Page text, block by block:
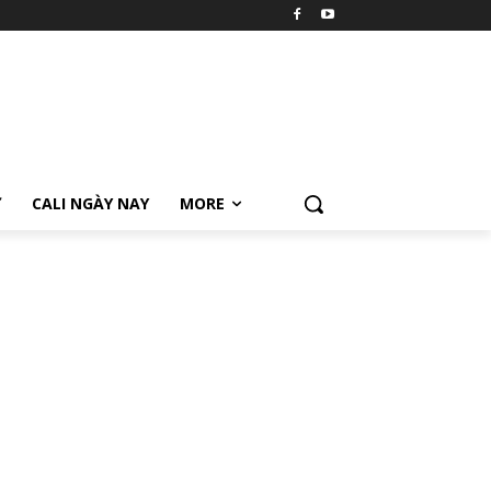
CALI NGÀY NAY MORE